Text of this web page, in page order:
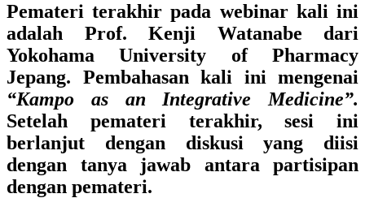
Pemateri terakhir pada webinar kali ini
adalah Prof. Kenji Watanabe dari
Yokohama University of Pharmacy
Jepang. Pembahasan kali ini mengenai
“Kampo as an Integrative Medicine”.
Setelah pemateri terakhir, sesi ini
berlanjut dengan diskusi yang diisi
dengan tanya jawab antara partisipan
dengan pemateri.